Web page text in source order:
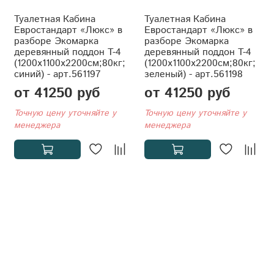
Туалетная Кабина
Евростандарт «Люкс» в
разборе Экомарка
деревянный поддон T-4
(1200x1100x2200см;80кг;
синий) - арт.561197
от 41250 руб
Точную цену уточняйте у
менеджера
Туалетная Кабина
Евростандарт «Люкс» в
разборе Экомарка
деревянный поддон T-4
(1200x1100x2200см;80кг;
зеленый) - арт.561198
от 41250 руб
Точную цену уточняйте у
менеджера